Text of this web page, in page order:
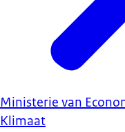
Ministerie van
Klimaat